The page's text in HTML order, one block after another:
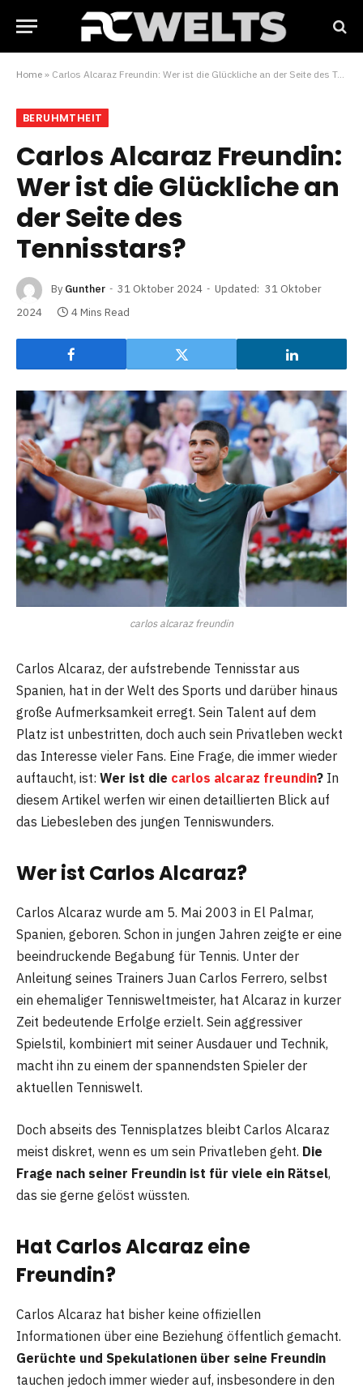
Home » Carlos Alcaraz Freundin: Wer ist die Glückliche an der Seite des Tennisstars?
BERUHMTHEIT
Carlos Alcaraz Freundin:
Wer ist die Glückliche an
der Seite des
Tennisstars?
By Gunther 31 Oktober 2024 Updated: 31 Oktober
2024
4 Mins Read
carlos alcaraz freundin
Carlos Alcaraz, der aufstrebende Tennisstar aus
Spanien, hat in der Welt des Sports und darüber hinaus
große Aufmerksamkeit erregt. Sein Talent auf dem
Platz ist unbestritten, doch auch sein Privatleben weckt
das Interesse vieler Fans. Eine Frage, die immer wieder
auftaucht, ist: Wer ist die carlos alcaraz freundin? In
diesem Artikel werfen wir einen detaillierten Blick auf
das Liebesleben des jungen Tenniswunders.
Wer ist Carlos Alcaraz?
Carlos Alcaraz wurde am 5. Mai 2003 in El Palmar,
Spanien, geboren. Schon in jungen Jahren zeigte er eine
beeindruckende Begabung für Tennis. Unter der
Anleitung seines Trainers Juan Carlos Ferrero, selbst
ein ehemaliger Tennisweltmeister, hat Alcaraz in kurzer
Zeit bedeutende Erfolge erzielt. Sein aggressiver
Spielstil, kombiniert mit seiner Ausdauer und Technik,
macht ihn zu einem der spannendsten Spieler der
aktuellen Tenniswelt.
Doch abseits des Tennisplatzes bleibt Carlos Alcaraz
meist diskret, wenn es um sein Privatleben geht. Die
Frage nach seiner Freundin ist für viele ein Rätsel,
das sie gerne gelöst wüssten.
Hat Carlos Alcaraz eine
Freundin?
Carlos Alcaraz hat bisher keine offiziellen
Informationen über eine Beziehung öffentlich gemacht.
Gerüchte und Spekulationen über seine Freundin
tauchen jedoch immer wieder auf, insbesondere in den